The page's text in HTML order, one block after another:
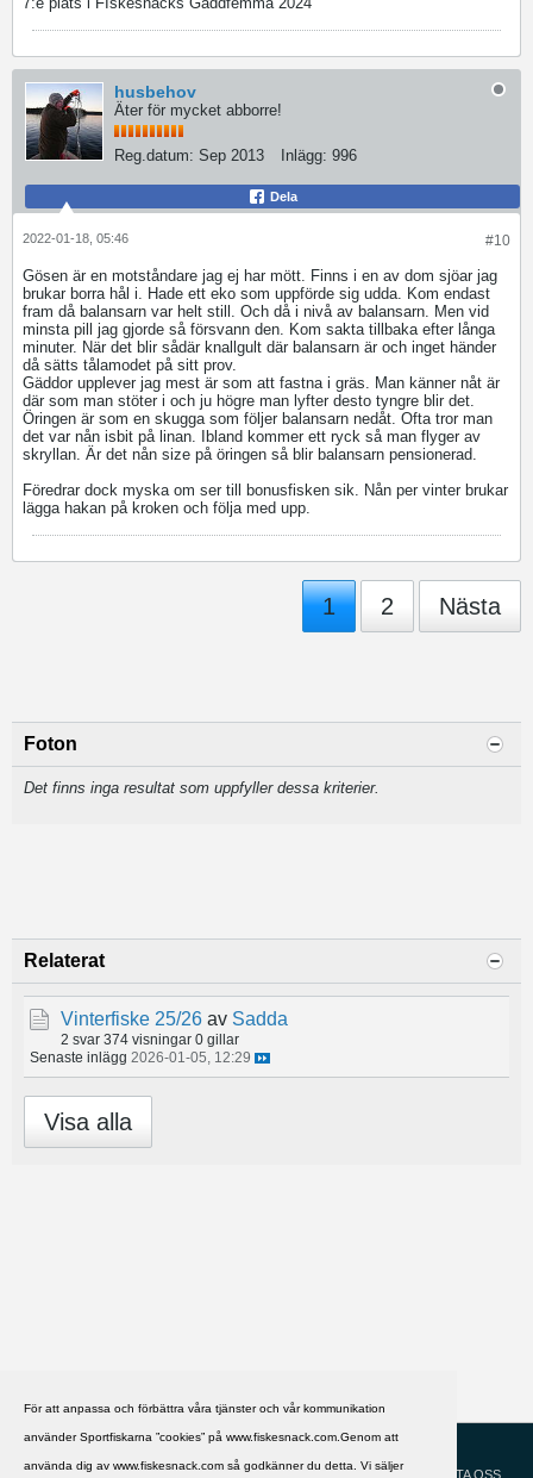
För att anpassa och förbättra våra tjänster och vår kommunikation
använder Sportfiskarna ”cookies” på www.fiskesnack.com.Genom att
använda dig av www.fiskesnack.com så godkänner du detta. Vi säljer
husbehov
Äter för mycket abborre!
Reg.datum: Sep 2013 Inlägg: 996
Dela
#10
2022-01-18, 05:46
Gösen är en motståndare jag ej har mött. Finns i en av dom sjöar jag
brukar borra hål i. Hade ett eko som uppförde sig udda. Kom endast
fram då balansarn var helt still. Och då i nivå av balansarn. Men vid
minsta pill jag gjorde så försvann den. Kom sakta tillbaka efter långa
minuter. När det blir sådär knallgult där balansarn är och inget händer
då sätts tålamodet på sitt prov.
Gäddor upplever jag mest är som att fastna i gräs. Man känner nåt är
där som man stöter i och ju högre man lyfter desto tyngre blir det.
Öringen är som en skugga som följer balansarn nedåt. Ofta tror man
det var nån isbit på linan. Ibland kommer ett ryck så man flyger av
skryllan. Är det nån size på öringen så blir balansarn pensionerad.
Föredrar dock myska om ser till bonusfisken sik. Nån per vinter brukar
lägga hakan på kroken och följa med upp.
1 2 Nästa
Foton
Det finns inga resultat som uppfyller dessa kriterier.
Relaterat
Vinterfiske 25/26 av Sadda
2 svar 374 visningar 0 gillar
Senaste inlägg 2026-01-05, 12:29
Visa alla
HJÄLP
KONTAKTA OSS